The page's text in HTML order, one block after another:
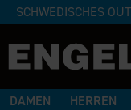
SCHWEDISCHES
DAMEN HERREN